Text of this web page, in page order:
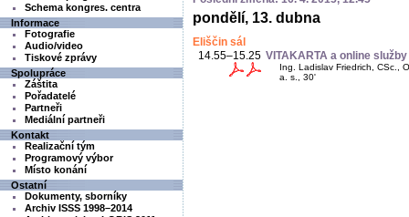
Schema kongres. centra
Informace
Fotografie
Audio/video
Tiskové zprávy
Spolupráce
Záštita
Pořadatelé
Partneři
Mediální partneři
Kontakt
Realizační tým
Programový výbor
Místo konání
Ostatní
Dokumenty, sborníky
Archiv ISSS 1998–2014
pondělí, 13. dubna
Eliščin sál
14.55–15.25 VITAKARTA a online
Ing. Ladislav Friedrich, CSc.,
a. s., 30'